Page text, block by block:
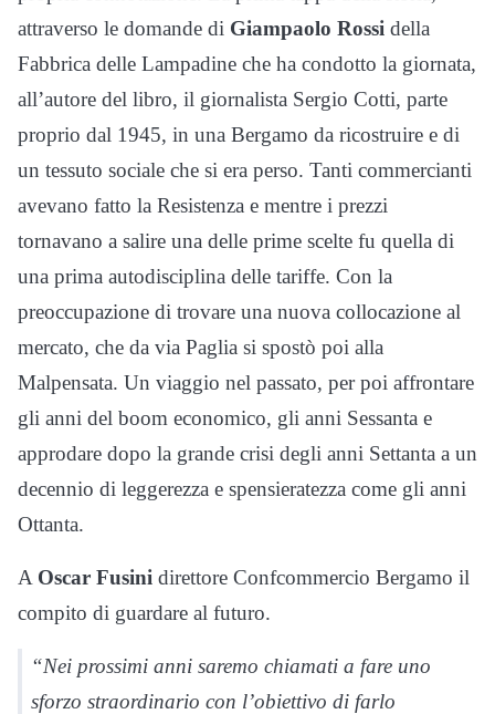
attraverso le domande di Giampaolo Rossi della
Fabbrica delle Lampadine che ha condotto la giornata,
all’autore del libro, il giornalista Sergio Cotti, parte
proprio dal 1945, in una Bergamo da ricostruire e di
un tessuto sociale che si era perso. Tanti commercianti
avevano fatto la Resistenza e mentre i prezzi
tornavano a salire una delle prime scelte fu quella di
una prima autodisciplina delle tariffe. Con la
preoccupazione di trovare una nuova collocazione al
mercato, che da via Paglia si spostò poi alla
Malpensata. Un viaggio nel passato, per poi affrontare
gli anni del boom economico, gli anni Sessanta e
approdare dopo la grande crisi degli anni Settanta a un
decennio di leggerezza e spensieratezza come gli anni
Ottanta.
A Oscar Fusini direttore Confcommercio Bergamo il
compito di guardare al futuro.
“Nei prossimi anni saremo chiamati a fare uno
sforzo straordinario con l’obiettivo di farlo